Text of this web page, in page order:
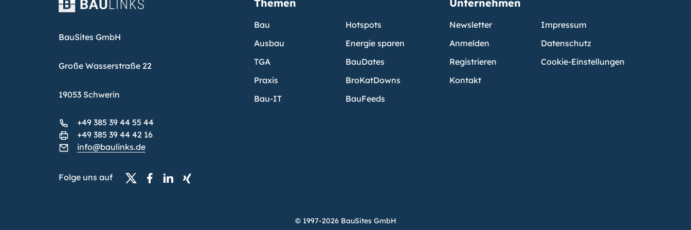
BauSites GmbH
Große Wasserstraße 22
19053 Schwerin
+49 385 39 44 55 44
+49 385 39 44 42 16
info@baulinks.de
Folge uns auf
Themen
Bau
Ausbau
TGA
Praxis
Bau-IT
Hotspots
Energie sparen
BauDates
BroKatDowns
BauFeeds
Unternehmen
Newsletter
Anmelden
Registrieren
Kontakt
Impressum
Datenschutz
Cookie-Einstellungen
© 1997-2026 BauSites GmbH